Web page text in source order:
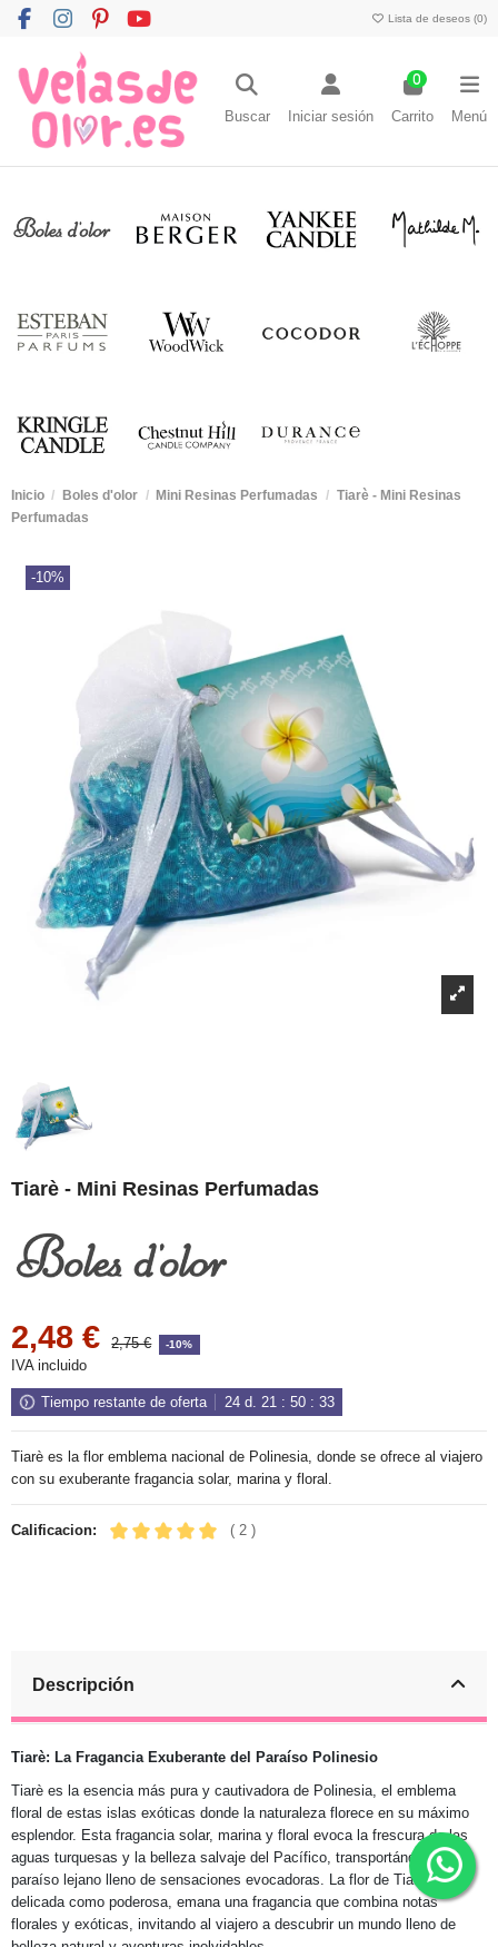
Lista de deseos (0)
Buscar Iniciar sesión
0
Carrito Menú
Inicio Boles d'olor Mini Resinas Perfumadas
Tiarè - Mini Resinas
Perfumadas
-10%
Tiarè - Mini Resinas Perfumadas
2,48 € 2,75 € -10%
IVA incluido
Tiempo restante de oferta 24d. 21 : 50: 33
Tiarè es la flor emblema nacional de Polinesia, donde se ofrece al viajero
con su exuberante fragancia solar, marina y floral.
Calificacion: ( 2 )
Descripción
Tiarè: La Fragancia Exuberante del Paraíso Polinesio
Tiarè es la esencia más pura y cautivadora de Polinesia, el emblema
floral de estas islas exóticas donde la naturaleza florece en su máximo
esplendor. Esta fragancia solar, marina y floral evoca la frescura de las
aguas turquesas y la belleza salvaje del Pacífico, transportándote a un
paraíso lejano lleno de sensaciones evocadoras. La flor de Tiarè, tan
delicada como poderosa, emana una fragancia que combina notas
florales y exóticas, invitando al viajero a descubrir un mundo lleno de